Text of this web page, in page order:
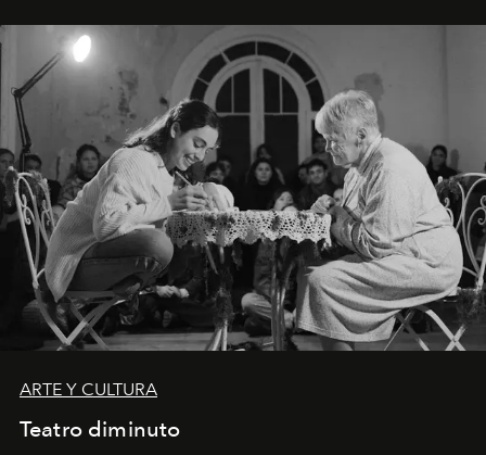
ARTE Y CULTURA
Teatro diminuto